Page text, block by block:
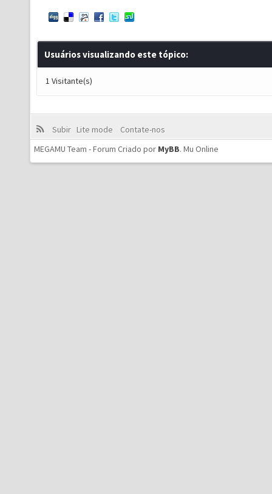
Usuários visualizando este tópico:
1 Visitante(s)
Subir Lite mode
Contate-nos
MEGAMU Team - Forum Criado por MyBB. Mu Online